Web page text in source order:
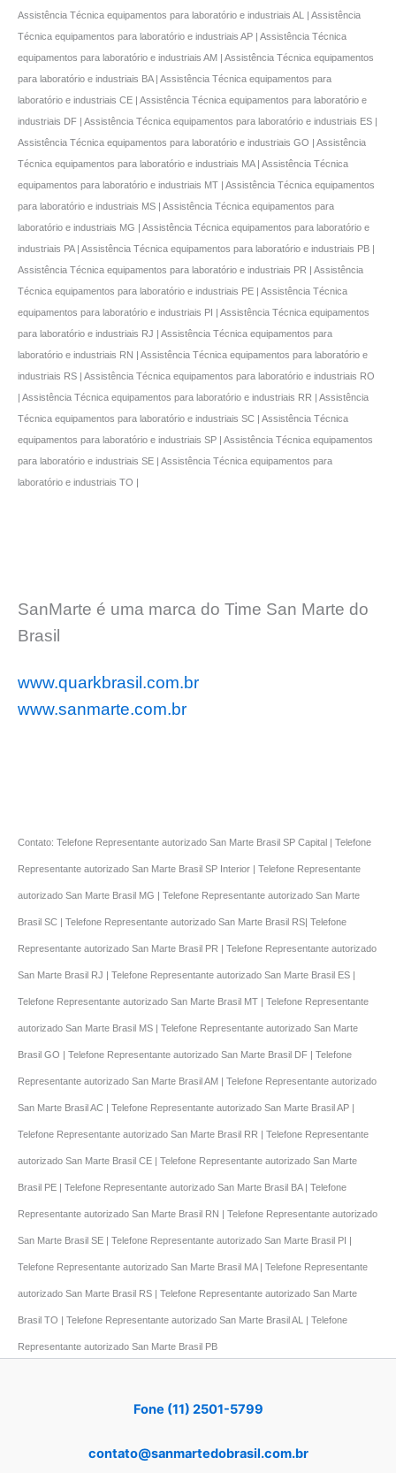
Assistência Técnica equipamentos para laboratório e industriais AL | Assistência
Técnica equipamentos para laboratório e industriais AP | Assistência Técnica
equipamentos para laboratório e industriais AM | Assistência Técnica equipamentos
para laboratório e industriais BA | Assistência Técnica equipamentos para
laboratório e industriais CE | Assistência Técnica equipamentos para laboratório e
industriais DF | Assistência Técnica equipamentos para laboratório e industriais ES |
Assistência Técnica equipamentos para laboratório e industriais GO | Assistência
Técnica equipamentos para laboratório e industriais MA | Assistência Técnica
equipamentos para laboratório e industriais MT | Assistência Técnica equipamentos
para laboratório e industriais MS | Assistência Técnica equipamentos para
laboratório e industriais MG | Assistência Técnica equipamentos para laboratório e
industriais PA | Assistência Técnica equipamentos para laboratório e industriais PB |
Assistência Técnica equipamentos para laboratório e industriais PR | Assistência
Técnica equipamentos para laboratório e industriais PE | Assistência Técnica
equipamentos para laboratório e industriais PI | Assistência Técnica equipamentos
para laboratório e industriais RJ | Assistência Técnica equipamentos para
laboratório e industriais RN | Assistência Técnica equipamentos para laboratório e
industriais RS | Assistência Técnica equipamentos para laboratório e industriais RO
| Assistência Técnica equipamentos para laboratório e industriais RR | Assistência
Técnica equipamentos para laboratório e industriais SC | Assistência Técnica
equipamentos para laboratório e industriais SP | Assistência Técnica equipamentos
para laboratório e industriais SE | Assistência Técnica equipamentos para
laboratório e industriais TO |
SanMarte é uma marca do Time San Marte do
Brasil
www.quarkbrasil.com.br
www.sanmarte.com.br
Contato: Telefone Representante autorizado San Marte Brasil SP Capital | Telefone
Representante autorizado San Marte Brasil SP Interior | Telefone Representante
autorizado San Marte Brasil MG | Telefone Representante autorizado San Marte
Brasil SC | Telefone Representante autorizado San Marte Brasil RS| Telefone
Representante autorizado San Marte Brasil PR | Telefone Representante autorizado
San Marte Brasil RJ | Telefone Representante autorizado San Marte Brasil ES |
Telefone Representante autorizado San Marte Brasil MT | Telefone Representante
autorizado San Marte Brasil MS | Telefone Representante autorizado San Marte
Brasil GO | Telefone Representante autorizado San Marte Brasil DF | Telefone
Representante autorizado San Marte Brasil AM | Telefone Representante autorizado
San Marte Brasil AC | Telefone Representante autorizado San Marte Brasil AP |
Telefone Representante autorizado San Marte Brasil RR | Telefone Representante
autorizado San Marte Brasil CE | Telefone Representante autorizado San Marte
Brasil PE | Telefone Representante autorizado San Marte Brasil BA | Telefone
Representante autorizado San Marte Brasil RN | Telefone Representante autorizado
San Marte Brasil SE | Telefone Representante autorizado San Marte Brasil PI |
Telefone Representante autorizado San Marte Brasil MA | Telefone Representante
autorizado San Marte Brasil RS | Telefone Representante autorizado San Marte
Brasil TO | Telefone Representante autorizado San Marte Brasil AL | Telefone
Representante autorizado San Marte Brasil PB
Fone (11) 2501-5799
contato@sanmartedobrasil.com.br